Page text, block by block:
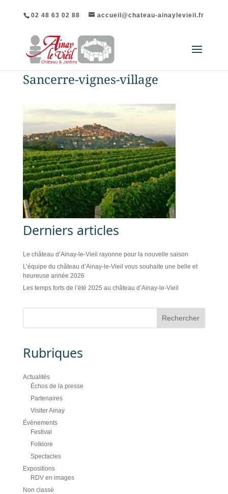
02 48 63 02 88 accueil@chateau-ainaylevieil.fr
Sancerre-vignes-village
Derniers articles
Le château d’Ainay-le-Vieil rayonne pour la nouvelle saison
L’équipe du château d’Ainay-le-Vieil vous souhaite une belle et
heureuse année 2026
Les temps forts de l’été 2025 au château d’Ainay-le-Vieil
Rubriques
Actualités
Échos de la presse
Partenaires
Visiter Ainay
Évènements
Festival
Folklore
Spectacles
Expositions
RDV en images
Non classé